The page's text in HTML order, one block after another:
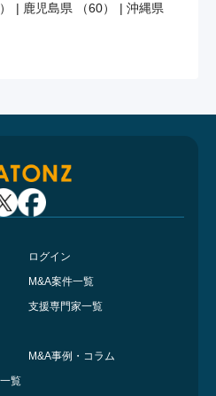
| 鹿児島県 （60） | 沖縄県
ログイン
M&A案件一覧
支援専門家一覧
M&A事例・コラム
覧